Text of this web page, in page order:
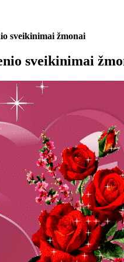
sveikinimai žmonai
sveikinimai